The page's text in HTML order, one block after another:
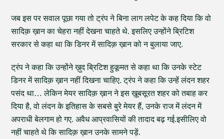
जब इस पर सवाल पूछा गया तो ट्रंप ने बिना लाग लपेट के कह दिया कि वो
सादिक़ ख़ान का चेहरा नहीं देखना चाहते थे. इसलिए उन्होंने ब्रिटिश
सरकार से कहा था कि डिनर में सादिक़ ख़ान को न बुलाया जाए.
ट्रंप ने कहा कि उन्होंने ख़ुद ब्रिटिश हुकूमत से कहा था कि उनके स्टेट
डिनर में सादिक़ ख़ान नहीं दिखना चाहिए. ट्रंप ने कहा कि उन्हें लंदन शहर
पसंद था… लेकिन मेयर सादिक़ ख़ान ने इस ख़ूबसूरत शहर को तबाह कर
दिया है, वो लंदन के इतिहास के सबसे बुरे मेयर हैं, उनके राज में लंदन में
अपराधी बेलगाम हो गए. अवैध आप्रवासियों की तादाद बढ़ गई.इसीलिए वो
नहीं चाहते थे कि सादिक़ ख़ान उनके सामने पड़ें.